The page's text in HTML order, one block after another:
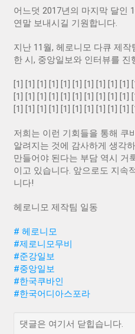
어느덧 2017년의 마지막 달인
연말 보내시길 기원합니다.
지난 11월, 헤로니모 다큐 제
한 시, 중앙일보와 인터뷰를 진
[1] [1] [1] [1] [1] [1] [1] [1] [1] [1]
[1] [1] [1] [1] [1] [1] [1] [1] [1] [1]
[1] [1] [1] [1] [1] [1] [1] [1] [1] [1]
저희는 이런 기회들을 통해 쿠
알려지는 것에 감사하게 생각
만들어야 된다는 부담 역시 거
이고 있습니다. 앞으로도 지속
니다!
헤로니모 제작팀 일동
# 헤로니모
#제로니모무비
#준강일보
#중앙일보
#한국쿠바인
#한국어디아스포라
댓글은 여기서 닫힙습니다.